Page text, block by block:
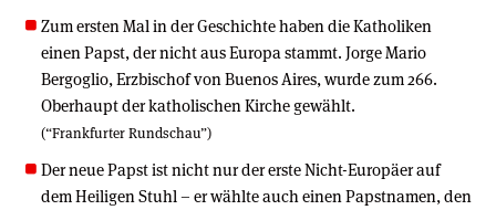
Zum ersten Mal in der Geschichte haben die Katholiken
einen Papst, der nicht aus Europa stammt. Jorge Mario
Bergoglio, Erzbischof von Buenos Aires, wurde zum 266.
Oberhaupt der katholischen Kirche gewählt.
(“Frankfurter Rundschau”)
Der neue Papst ist nicht nur der erste Nicht-Europäer auf
dem Heiligen Stuhl – er wählte auch einen Papstnamen, den